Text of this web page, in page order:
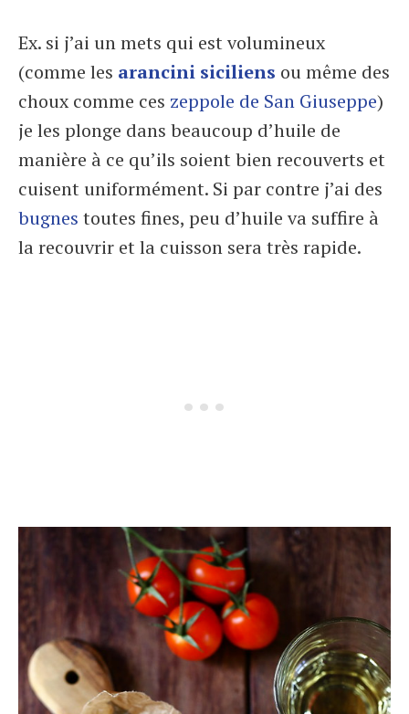
Ex. si j’ai un mets qui est volumineux
(comme les arancini siciliens ou même des
choux comme ces zeppole de San Giuseppe)
je les plonge dans beaucoup d’huile de
manière à ce qu’ils soient bien recouverts et
cuisent uniformément. Si par contre j’ai des
bugnes toutes fines, peu d’huile va suffire à
la recouvrir et la cuisson sera très rapide.